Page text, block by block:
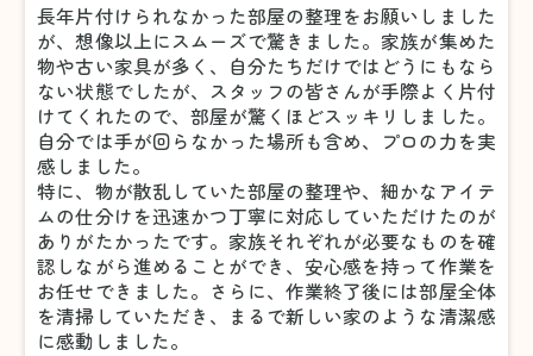
長年片付けられなかった部屋の整理をお願いしました
が、想像以上にスムーズで驚きました。家族が集めた
物や古い家具が多く、自分たちだけではどうにもなら
ない状態でしたが、スタッフの皆さんが手際よく片付
けてくれたので、部屋が驚くほどスッキリしました。
自分では手が回らなかった場所も含め、プロの力を実
感しました。
特に、物が散乱していた部屋の整理や、細かなアイテ
ムの仕分けを迅速かつ丁寧に対応していただけたのが
ありがたかったです。家族それぞれが必要なものを確
認しながら進めることができ、安心感を持って作業を
お任せできました。さらに、作業終了後には部屋全体
を清掃していただき、まるで新しい家のような清潔感
に感動しました。